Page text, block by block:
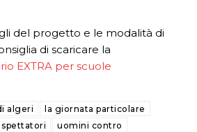
del progetto e le modalità di
di scaricare la
EXTRA per scuole
algeri
la giornata particolare
uomini contro